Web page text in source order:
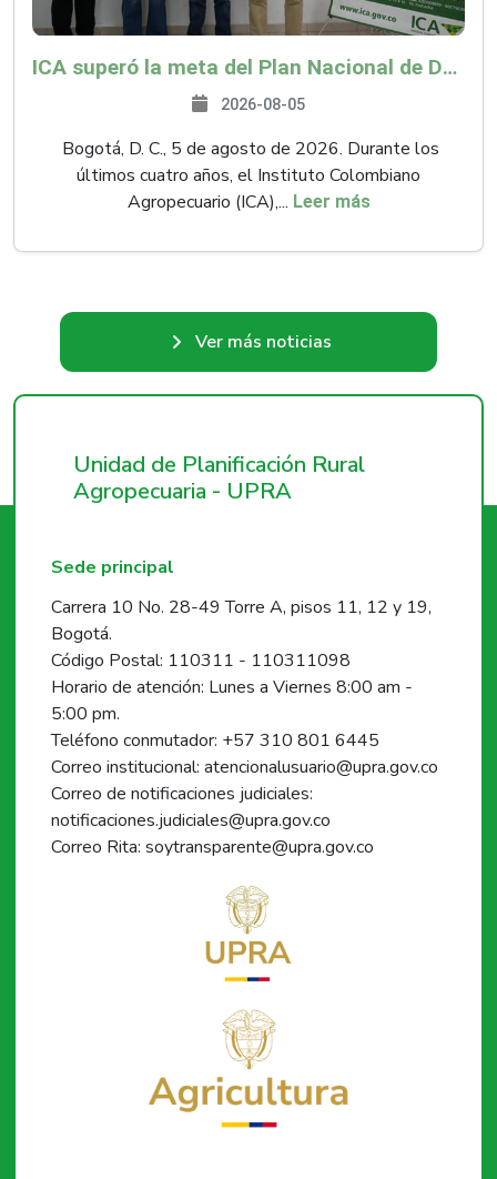
ICA superó la meta del Plan Nacional de Desarrollo y abrió 61 mercados internacionales
2026-08-05
Bogotá, D. C., 5 de agosto de 2026. Durante los
últimos cuatro años, el Instituto Colombiano
Agropecuario (ICA),... Leer más
Ver más noticias
Unidad de Planificación Rural
Agropecuaria - UPRA
Sede principal
Carrera 10 No. 28-49 Torre A, pisos 11, 12 y 19,
Bogotá.
Código Postal: 110311 - 110311098
Horario de atención: Lunes a Viernes 8:00 am -
5:00 pm.
Teléfono conmutador: +57 310 801 6445
Correo institucional: atencionalusuario@upra.gov.co
Correo de notificaciones judiciales:
notificaciones.judiciales@upra.gov.co
Correo Rita: soytransparente@upra.gov.co